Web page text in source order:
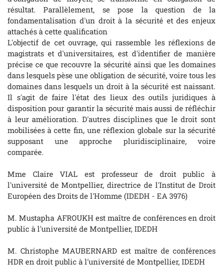
résultat. Parallèlement, se pose la question de la
fondamentalisation d'un droit à la sécurité et des enjeux
attachés à cette qualification
L'objectif de cet ouvrage, qui rassemble les réflexions de
magistrats et d'universitaires, est d'identifier de manière
précise ce que recouvre la sécurité ainsi que les domaines
dans lesquels pèse une obligation de sécurité, voire tous les
domaines dans lesquels un droit à la sécurité est naissant.
Il s'agit de faire l'état des lieux des outils juridiques à
disposition pour garantir la sécurité mais aussi de réfléchir
à leur amélioration. D'autres disciplines que le droit sont
mobilisées à cette fin, une réflexion globale sur la sécurité
supposant une approche pluridisciplinaire, voire
comparée.
Mme Claire VIAL est professeur de droit public à
l'université de Montpellier, directrice de l'Institut de Droit
Européen des Droits de l'Homme (IDEDH - EA 3976)
M. Mustapha AFROUKH est maître de conférences en droit
public à l'université de Montpellier, IDEDH
M. Christophe MAUBERNARD est maître de conférences
HDR en droit public à l'université de Montpellier, IDEDH